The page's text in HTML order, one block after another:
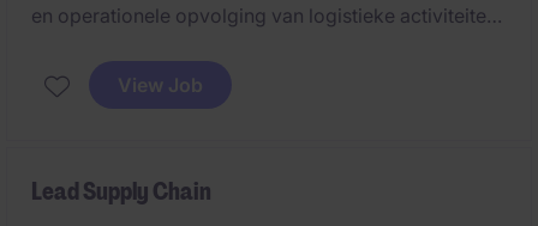
en operationele opvolging van logistieke activiteiten
farmaceutische sector. Je bent hun vaste
aanspreekpunt en zorgt ervoor dat alle processen -
View Job
Lead Supply Chain